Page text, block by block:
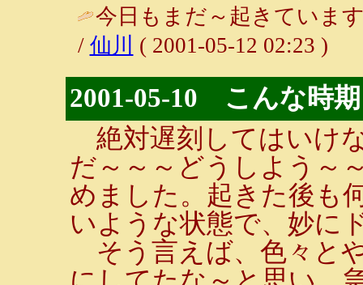
今日もまだ～起きていま
/ 仙川 ( 2001-05-12 02:23 )
2001-05-10 こんな時
絶対遅刻してはいけ
だ～～～どうしよう～
めました。起きた後も
いような状態で、妙に
そう言えば、色々と